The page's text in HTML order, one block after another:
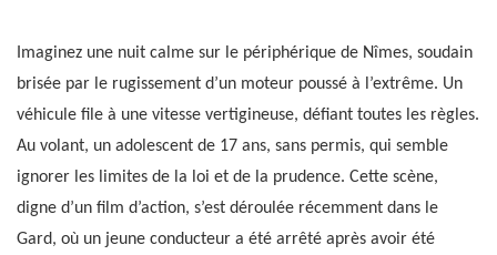
Imaginez une nuit calme sur le périphérique de Nîmes, soudain
brisée par le rugissement d’un moteur poussé à l’extrême. Un
véhicule file à une vitesse vertigineuse, défiant toutes les règles.
Au volant, un adolescent de 17 ans, sans permis, qui semble
ignorer les limites de la loi et de la prudence. Cette scène,
digne d’un film d’action, s’est déroulée récemment dans le
Gard, où un jeune conducteur a été arrêté après avoir été